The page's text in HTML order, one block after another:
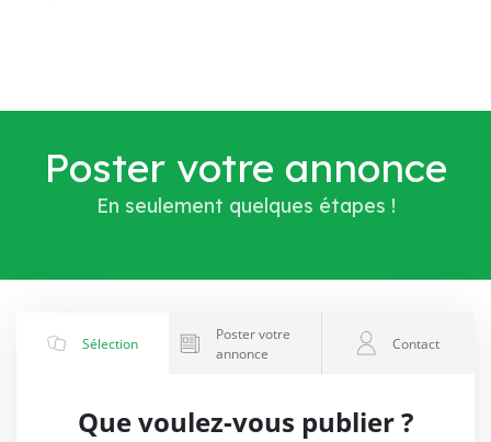
Poster votre annonce
En seulement quelques étapes !
Sélection
Poster votre
annonce
Contact
Que voulez-vous publier ?